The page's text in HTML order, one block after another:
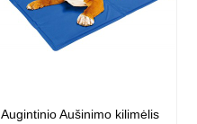
Augintinio Aušinimo kilimėlis